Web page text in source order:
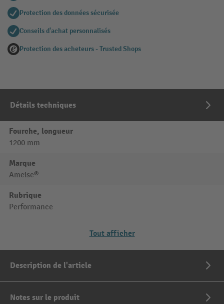
Protection des données sécurisée
Conseils d'achat personnalisés
Protection des acheteurs - Trusted Shops
Détails techniques
Fourche, longueur
1200 mm
Marque
Ameise®
Rubrique
Performance
Tout afficher
Description de l'article
Notes sur le produit